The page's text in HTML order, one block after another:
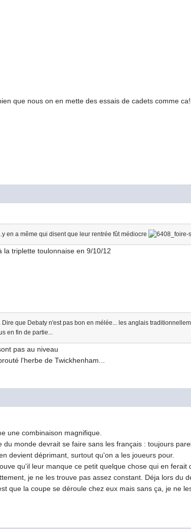
que nous on en mette des essais de cadets comme
en a même qui disent que leur rentrée fût médiocre
la triplette toulonnaise en 9/10/12
que Debaty n'est pas bon en mélée... les anglais
en fin de partie...
pas au niveau
l'herbe de Twickhenham...
une combinaison magnifique.
monde devrait se faire sans les français : toujours
devient déprimant, surtout qu'on a les joueurs pour.
qu'il leur manque ce petit quelque chose qui en
je ne les trouve pas assez constant. Déja lors du
que la coupe se déroule chez eux mais sans ça, je ne